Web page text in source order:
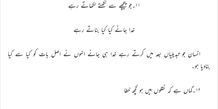
۱۱۔جو پیچھے سے لکھتے لکھاتے رہے
خدا جانے کیا کیا بناتے رہے
انسان جو تبدیلیاں بعد میں کرتے رہے خدا ہی جانے انہوں نے اصل بات کو کیا سے کیا
بنادیا ہو۔
۱۲۔گماں ہے کہ نقلوں میں ہو کچھ خطا